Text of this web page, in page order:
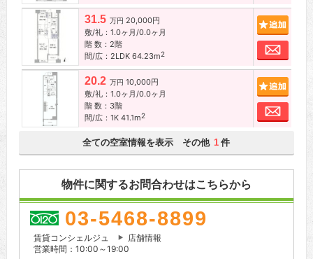
31.5 万円 20,000円
敷/礼：1.0ヶ月/0.0ヶ月
階 数：2階
間/広：2LDK 64.23m2
お問
20.2 万円 10,000円
敷/礼：1.0ヶ月/0.0ヶ月
階 数：3階
間/広：1K 41.1m2
お問
全ての空室情報を表示 その他 1 件
物件に関するお問合わせはこちらから
03-5468-8899
賃貸コンシェルジュ
店舗情報
営業時間：10:00～19:00